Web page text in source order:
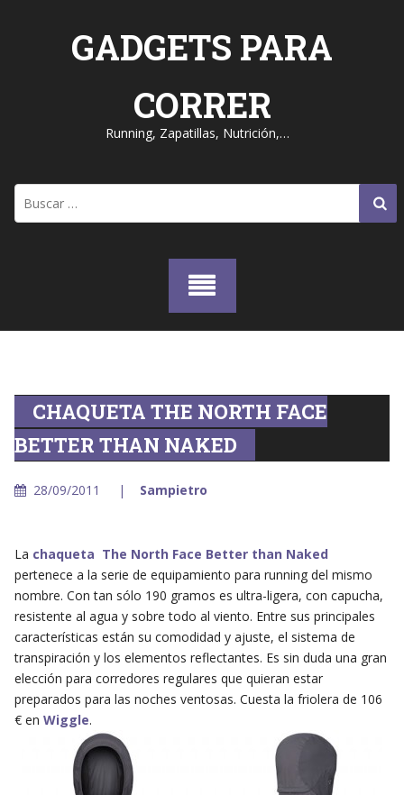
GADGETS PARA
CORRER
Running, Zapatillas, Nutrición,…
CHAQUETA THE NORTH FACE
BETTER THAN NAKED
28/09/2011 Sampietro
La chaqueta The North Face Better than Naked
pertenece a la serie de equipamiento para running del mismo
nombre. Con tan sólo 190 gramos es ultra-ligera, con capucha,
resistente al agua y sobre todo al viento. Entre sus principales
características están su comodidad y ajuste, el sistema de
transpiración y los elementos reflectantes. Es sin duda una gran
elección para corredores regulares que quieran estar
preparados para las noches ventosas. Cuesta la friolera de 106
€ en Wiggle.